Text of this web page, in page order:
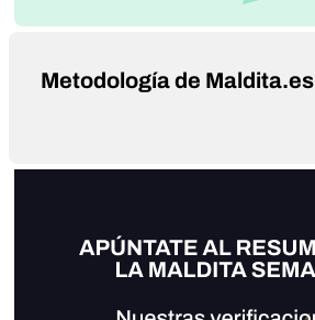
Metodología de Maldita.es